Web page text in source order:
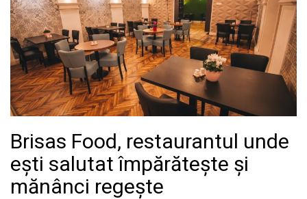
Brisas Food, restaurantul unde
ești salutat împărătește și
mănânci regește